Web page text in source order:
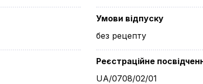
Умови відпуску
без рецепту
Реєстраційне
UA/0708/02/01